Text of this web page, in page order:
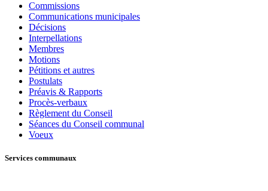
Commissions
Communications municipales
Décisions
Interpellations
Membres
Motions
Pétitions et autres
Postulats
Préavis & Rapports
Procès-verbaux
Règlement du Conseil
Séances du Conseil communal
Voeux
Services communaux